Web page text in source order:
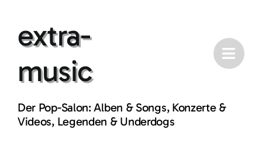
contentextra-
music
Der Pop-Salon: Alben & Songs, Konzerte &
Videos, Legenden & Underdogs